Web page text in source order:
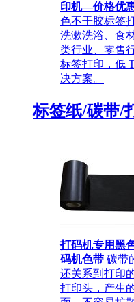
印机—价格优
色不干胶标签
洗漱洗浴、食
类行业、零售
标签打印，低
决方案。
标签纸/碳带/
打码机专用黑
码机色带 碳带
还关系到打印
打印头，产生